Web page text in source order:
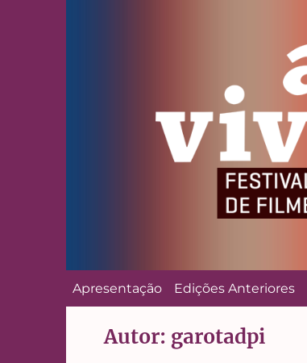
Apresentação Edições Anteriores
Autor: garotadpi